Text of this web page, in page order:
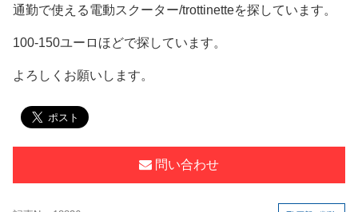
通勤で使える電動スクーター/trottinetteを探しています。
100-150ユーロほどで探しています。
よろしくお願いします。
問い合わせ